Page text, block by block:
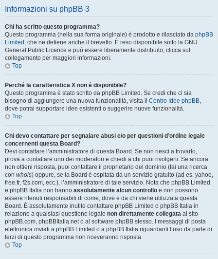
Informazioni su phpBB 3
Chi ha scritto questo programma?
Questo programma (nella sua forma originale) è prodotto e rilasciato da phpBB
Limited , che ne detiene anche il brevetto. È reso disponibile sotto la GNU
General Public Licence e può essere liberamente distribuito; clicca sul
collegamento per maggiori informazioni.
Top
Perché la caratteristica X non è disponibile?
Questo programma è stato scritto da phpBB Limited. Se credi che ci sia
bisogno di aggiungere una nuova funzionalità, visita il Centro Idee phpBB,
dove potrai supportare idee esistenti o suggerire nuove funzionalità.
Top
Chi devo contattare per segnalare abusi e/o per questioni d’ordine legale
concernenti questa Board?
Devi contattare l’amministratore di questa Board. Se non riesci a trovarlo,
prova a contattare uno dei moderatori e chiedi a chi puoi rivolgerti. Se ancora
non ottieni risposta, puoi contattare il proprietario del dominio (fai una ricerca
con whois) oppure, se la Board è ospitata da un servizio gratuito (ad es. yahoo,
free.fr, f2s.com, ecc.), l’amministratore di tale servizio. Nota che phpBB Limited
e phpBB Italia non hanno assolutamente alcun controllo e non possono
essere ritenuti responsabili di come, dove e da chi viene utilizzata questa
Board. È assolutamente inutile contattare phpBB Limited o phpBB Italia in
relazione a qualsiasi questione legale non direttamente collegata al sito
phpBB.com, phpBBItalia.net o al software phpBB stesso. I messaggi di posta
elettronica inviati a phpBB Limited o a phpBB Italia riguardanti l’uso da parte di
terzi di questo programma non riceveranno risposta.
Top